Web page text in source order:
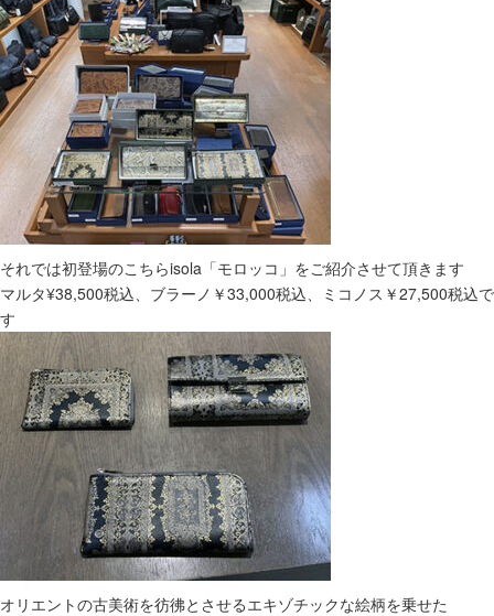
それでは初登場のこちらisola「モロッコ」をご紹介させて頂きます
マルタ¥38,500税込、ブラーノ￥33,000税込、ミコノス￥27,500税込で
す
オリエントの古美術を彷彿とさせるエキゾチックな絵柄を乗せた